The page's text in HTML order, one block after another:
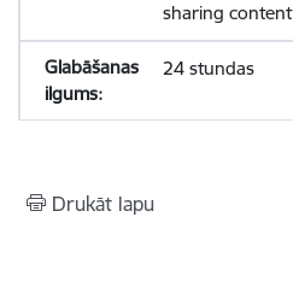
sharing content
24 stundas
Drukāt lapu